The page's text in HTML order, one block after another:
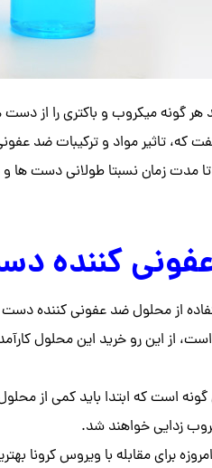
گونه میکروب و باکتری را از
که، تاثیر مواد و ترکیبات ضد
زمان نسبتا طولانی دست ها و
کننده
از محلول ضد عفونی کننده دست
از این رو خرید این محلول
زدایی خواهند شد.
برای مقابله با ویروس کرونا